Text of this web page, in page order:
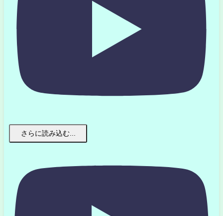
さらに読み込む...